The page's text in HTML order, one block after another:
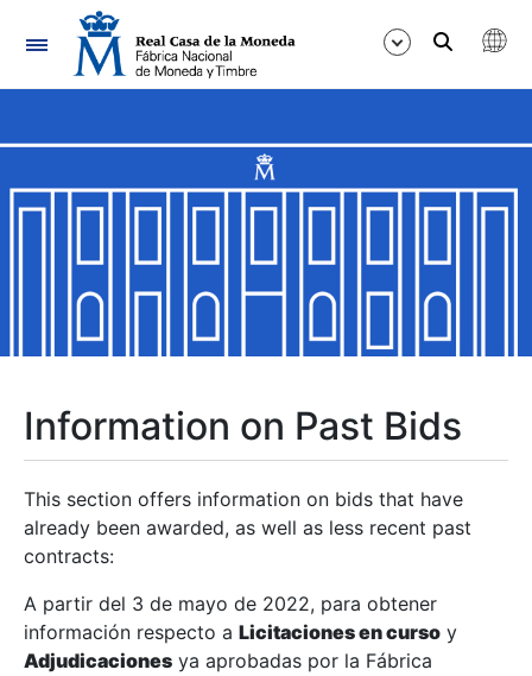
Navigation
Show/Hide
Show/Hide
Show/Hide
Show/Hide
Show/Hide
Information on Past Bids
This section offers information on bids that have
already been awarded, as well as less recent past
contracts:
A partir del 3 de mayo de 2022, para obtener
información respecto a Licitaciones en curso y
Adjudicaciones ya aprobadas por la Fábrica